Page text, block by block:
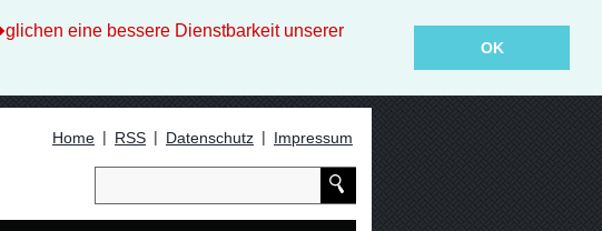
eine bessere Dienstbarkeit unserer
OK
Home | RSS | Datenschutz | Impressum